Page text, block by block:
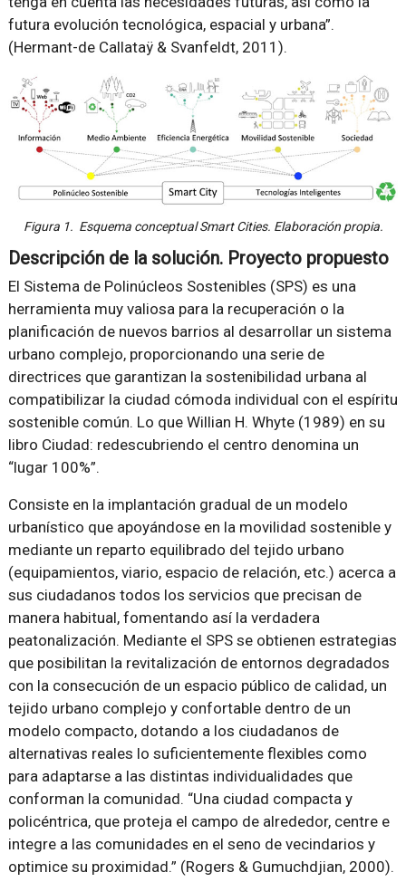
futura evolución tecnológica, espacial y urbana”.
(Hermant-de Callataÿ & Svanfeldt, 2011).
Figura 1. Esquema conceptual Smart Cities. Elaboración propia.
Descripción de la solución. Proyecto propuesto
El Sistema de Polinúcleos Sostenibles (SPS) es una
herramienta muy valiosa para la recuperación o la
planificación de nuevos barrios al desarrollar un sistema
urbano complejo, proporcionando una serie de
directrices que garantizan la sostenibilidad urbana al
compatibilizar la ciudad cómoda individual con el espíritu
sostenible común. Lo que Willian H. Whyte (1989) en su
libro Ciudad: redescubriendo el centro denomina un
“lugar 100%”.
Consiste en la implantación gradual de un modelo
urbanístico que apoyándose en la movilidad sostenible y
mediante un reparto equilibrado del tejido urbano
(equipamientos, viario, espacio de relación, etc.) acerca a
sus ciudadanos todos los servicios que precisan de
manera habitual, fomentando así la verdadera
peatonalización. Mediante el SPS se obtienen estrategias
que posibilitan la revitalización de entornos degradados
con la consecución de un espacio público de calidad, un
tejido urbano complejo y confortable dentro de un
modelo compacto, dotando a los ciudadanos de
alternativas reales lo suficientemente flexibles como
para adaptarse a las distintas individualidades que
conforman la comunidad. “Una ciudad compacta y
policéntrica, que proteja el campo de alrededor, centre e
integre a las comunidades en el seno de vecindarios y
optimice su proximidad.” (Rogers & Gumuchdjian, 2000).